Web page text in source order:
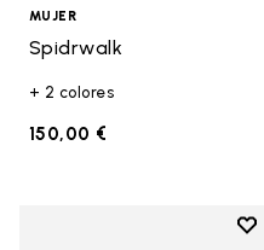
MUJER
Spidrwalk
+ 2 colores
150,00 €